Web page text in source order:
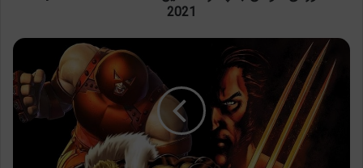
2021
شریرانی
دوست
Marvel's